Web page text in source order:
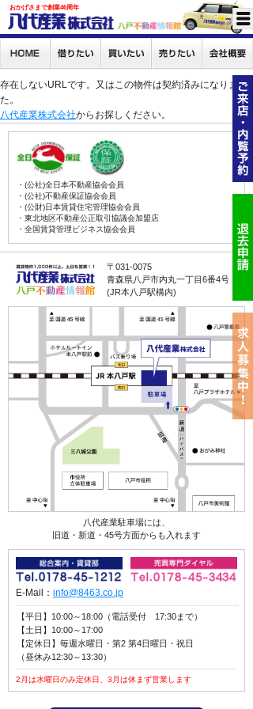
おかげさまで創業46周年
存在しないURLです。又はこの物件は契約済みになりまし
た。
八代産業株式会社からお探しください。
・(公社)全日本不動産協会会員
・(公社)不動産保証協会会員
・(公財)日本賃貸住宅管理協会会員
・東北地区不動産公正取引協議会加盟店
・全国賃貸管理ビジネス協会会員
〒031-0075
青森県八戸市内丸一丁目6番4号
(JR本八戸駅構内)
八代産業駐車場には、
旧道・新道・45号方面からも入れます
E-Mail： info@8463.co.jp
【平日】10:00～18:00（電話受付 17:30まで）
【土日】10:00～17:00
【定休日】毎週水曜日・第2 第4日曜日・祝日
（昼休み12:30～13:30）
2月は水曜日のみ定休日、3月は休まず営業します